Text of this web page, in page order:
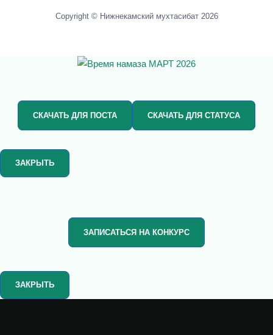
Copyright © Нижнекамский мухтасибат 2026
СКАЧАТЬ ДЛЯ ПОСТА СКАЧАТЬ ДЛЯ СТАТУСА
ЗАКРЫТЬ
ЗАПИСАТЬСЯ НА КОНКУРС
ЗАКРЫТЬ